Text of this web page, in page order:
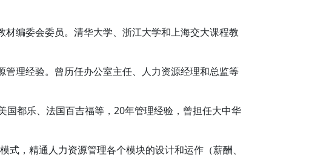
编委会委员。清华大学、浙江大学和上海交大课程教
理经验。曾历任办公室主任、人力资源经理和总监等
都乐、法国百吉福等，20年管理经验，曾担任大中华
，精通人力资源管理各个模块的设计和运作（薪酬、